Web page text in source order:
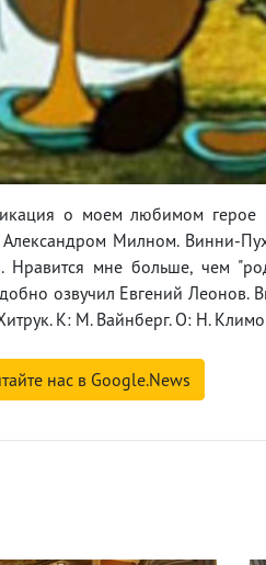
о моем любимом
Милном. Винни-
мне больше, чем
озвучил Евгений Леонов.
К: М. Вайнберг. О: Н.
нас в Google.News